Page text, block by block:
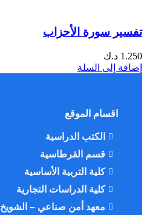
تفسير سورة الأحزاب
1.250 د.ك
إضافة إلى السلة
اقسام الموقع
الكتب الدراسية
قسم القرطاسية
كلية التربية الأساسية
كلية الدراسات التجارية
معهد أمن صناعي – الشويخ